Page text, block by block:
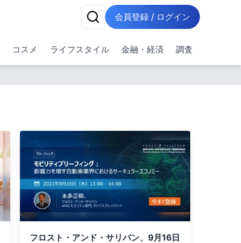
会員登録 / ログイン
コスメ ライフスタイル 金融・経済 調査
フロスト・アンド・サリバン、9月16日